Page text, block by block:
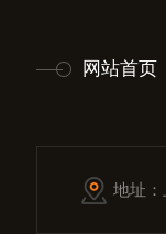
网站首页
地址